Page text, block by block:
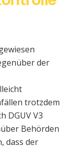
der
trotzdem
DGUV V3
Behörden
dass der